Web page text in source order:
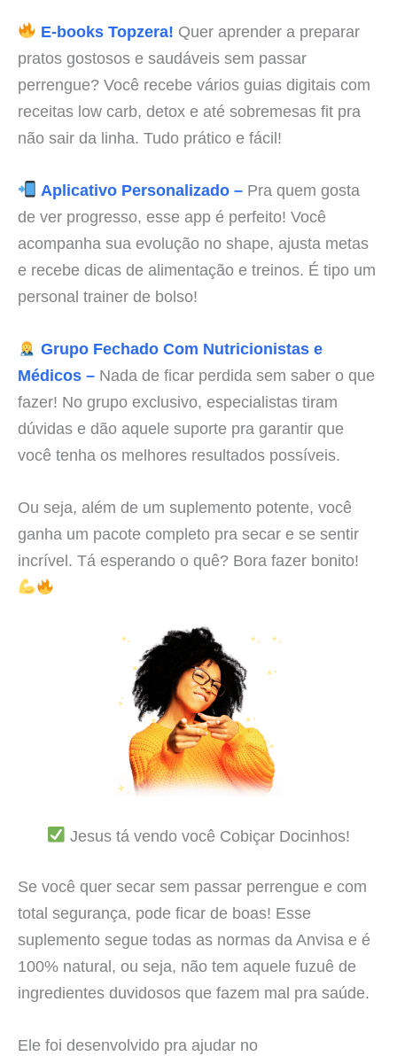
E-books Topzera! Quer aprender a preparar
pratos gostosos e saudáveis sem passar
perrengue? Você recebe vários guias digitais com
receitas low carb, detox e até sobremesas fit pra
não sair da linha. Tudo prático e fácil!
Aplicativo Personalizado –Pra quem gosta
de ver progresso, esse app é perfeito! Você
acompanha sua evolução no shape, ajusta metas
e recebe dicas de alimentação e treinos. É tipo um
personal trainer de bolso!
Grupo Fechado Com Nutricionistas e
Médicos – Nada de ficar perdida sem saber o que
fazer! No grupo exclusivo, especialistas tiram
dúvidas e dão aquele suporte pra garantir que
você tenha os melhores resultados possíveis.
Ou seja, além de um suplemento potente, você
ganha um pacote completo pra secar e se sentir
incrível. Tá esperando o quê? Bora fazer bonito!
Jesus tá vendo você Cobiçar Docinhos!
Se você quer secar sem passar perrengue e com
total segurança, pode ficar de boas! Esse
suplemento segue todas as normas da Anvisa e é
100% natural, ou seja, não tem aquele fuzuê de
ingredientes duvidosos que fazem mal pra saúde.
Ele foi desenvolvido pra ajudar no